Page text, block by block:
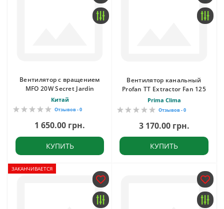
Вентилятор c вращением
MFO 20W Secret Jardin
Китай
Отзывов - 0
1 650.00 грн.
КУПИТЬ
Вентилятор канальный
Profan TT Extractor Fan 125
Prima Clima
Отзывов - 0
3 170.00 грн.
КУПИТЬ
ЗАКАНЧИВАЕТСЯ